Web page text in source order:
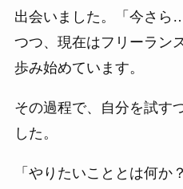
出会いました。「今さら
つつ、現在はフリーラン
歩み始めています。
その過程で、自分を試す
した。
「やりたいこととは何か